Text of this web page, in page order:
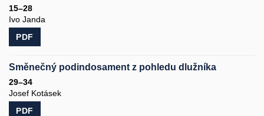
15–28
Ivo Janda
PDF
Směnečný podindosament z pohledu dlužníka
29–34
Josef Kotásek
PDF